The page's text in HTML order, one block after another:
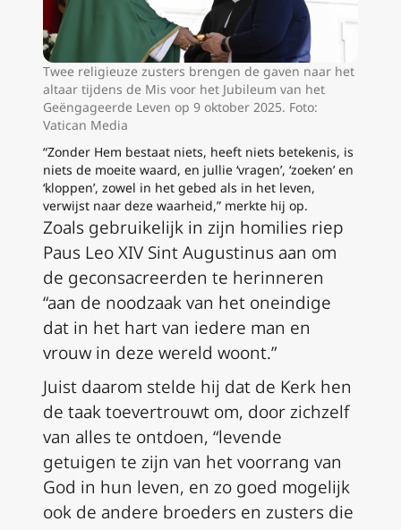
Twee religieuze zusters brengen de gaven naar het
altaar tijdens de Mis voor het Jubileum van het
Geëngageerde Leven op 9 oktober 2025. Foto:
Vatican Media
“Zonder Hem bestaat niets, heeft niets betekenis, is
niets de moeite waard, en jullie ‘vragen’, ‘zoeken’ en
‘kloppen’, zowel in het gebed als in het leven,
verwijst naar deze waarheid,” merkte hij op.
Zoals gebruikelijk in zijn homilies riep
Paus Leo XIV Sint Augustinus aan om
de geconsacreerden te herinneren
“aan de noodzaak van het oneindige
dat in het hart van iedere man en
vrouw in deze wereld woont.”
Juist daarom stelde hij dat de Kerk hen
de taak toevertrouwt om, door zichzelf
van alles te ontdoen, “levende
getuigen te zijn van het voorrang van
God in hun leven, en zo goed mogelijk
ook de andere broeders en zusters die